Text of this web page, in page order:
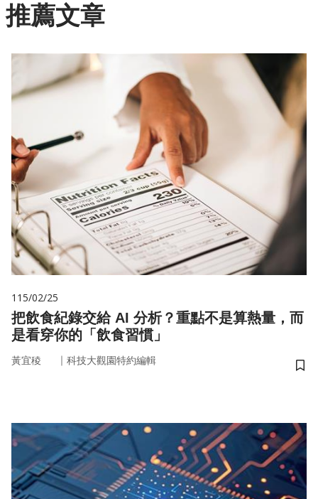
推薦文章
115/02/25
把飲食紀錄交給 AI 分析？重點不是算熱量，而
是看穿你的「飲食習慣」
黃宜稜 ｜ 科技大觀園特約編輯
儲